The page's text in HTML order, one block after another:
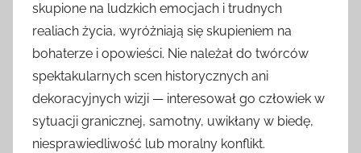
skupione na ludzkich emocjach i trudnych
realiach życia, wyróżniają się skupieniem na
bohaterze i opowieści. Nie należał do twórców
spektakularnych scen historycznych ani
dekoracyjnych wizji — interesował go człowiek w
sytuacji granicznej, samotny, uwikłany w biedę,
niesprawiedliwość lub moralny konflikt.